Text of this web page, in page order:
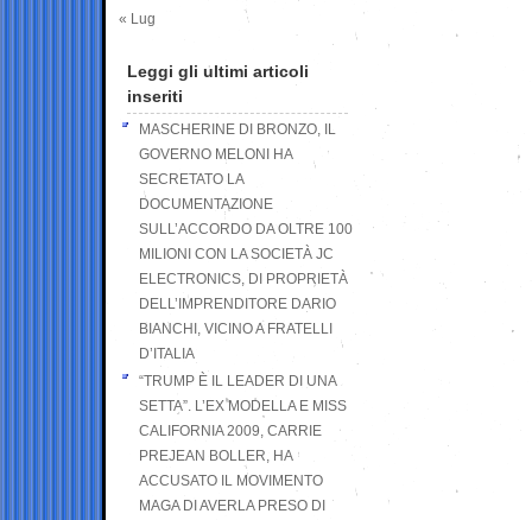
« Lug
Leggi gli ultimi articoli
inseriti
MASCHERINE DI BRONZO, IL
GOVERNO MELONI HA
SECRETATO LA
DOCUMENTAZIONE
SULL’ACCORDO DA OLTRE 100
MILIONI CON LA SOCIETÀ JC
ELECTRONICS, DI PROPRIETÀ
DELL’IMPRENDITORE DARIO
BIANCHI, VICINO A FRATELLI
D’ITALIA
“TRUMP È IL LEADER DI UNA
SETTA”. L’EX MODELLA E MISS
CALIFORNIA 2009, CARRIE
PREJEAN BOLLER, HA
ACCUSATO IL MOVIMENTO
MAGA DI AVERLA PRESO DI